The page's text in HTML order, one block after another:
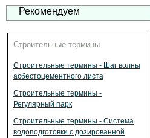
Рекомендуем
Строительные термины
Строительные термины - Шаг волны
асбестоцементного листа
Строительные термины -
Регулярный парк
Строительные термины - Система
водоподготовки с дозированной